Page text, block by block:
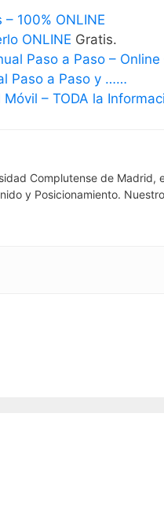
100% ONLINE
ONLINE Gratis.
Paso a Paso –
Paso a Paso y ……
– TODA la
Complutense de Madrid,
y Posicionamiento.